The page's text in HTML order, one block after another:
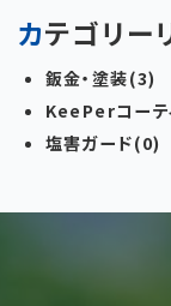
カテゴリー
鈑金・塗装(3)
KeePerコーテ
塩害ガード(0)